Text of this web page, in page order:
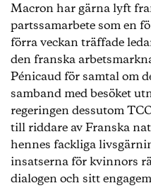
Macron har gärna lyft
partssamarbete som en
förra veckan träffade
den franska
Pénicaud för samtal om
samband med besöket
regeringen dessutom
till riddare av Franska
hennes fackliga
insatserna för kvinnors
dialogen och sitt